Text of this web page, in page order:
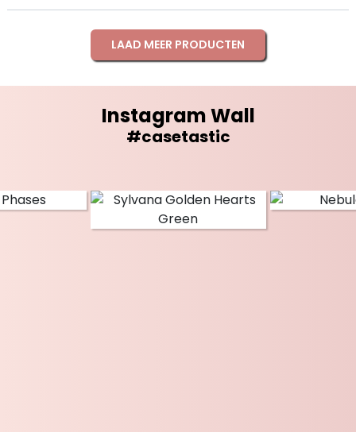
LAAD MEER PRODUCTEN
Instagram Wall
#casetastic